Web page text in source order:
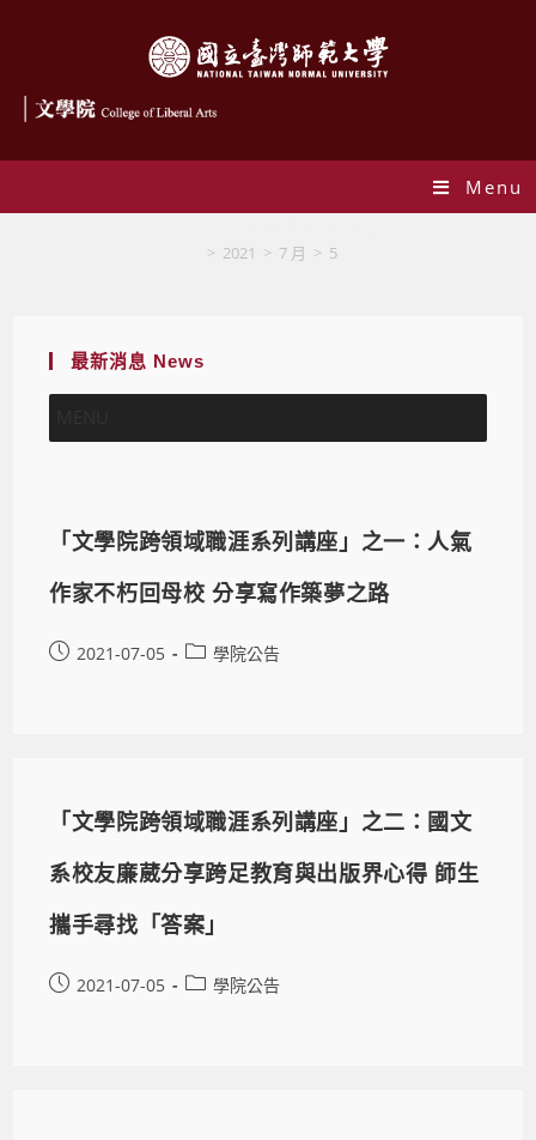
Menu
> 2021 > 7 月 > 5
最新消息 News
「文學院跨領域職涯系列講座」之一：人氣
作家不朽回母校 分享寫作築夢之路
2021-07-05 學院公告
「文學院跨領域職涯系列講座」之二：國文
系校友廉葳分享跨足教育與出版界心得 師生
攜手尋找「答案」
2021-07-05 學院公告